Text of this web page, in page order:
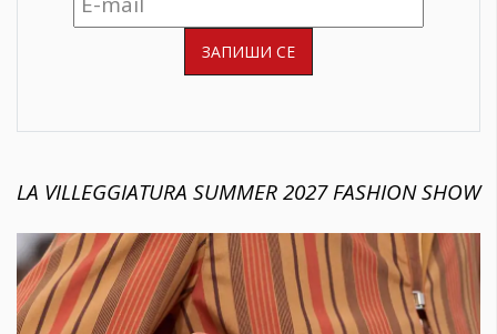
LA VILLEGGIATURA SUMMER 2027 FASHION SHOW